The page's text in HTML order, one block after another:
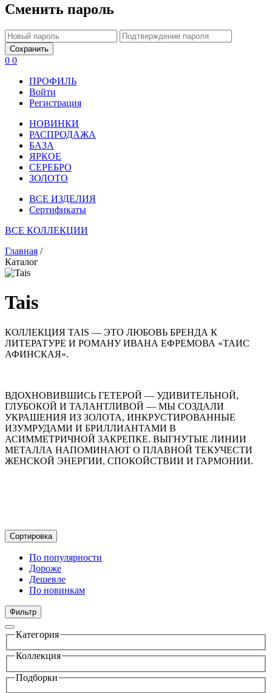
Сменить пароль
Сохранить
0 0
ПРОФИЛЬ
Войти
Регистрация
НОВИНКИ
РАСПРОДАЖА
БАЗА
ЯРКОЕ
СЕРЕБРО
ЗОЛОТО
ВСЕ ИЗДЕЛИЯ
Сертификаты
ВСЕ КОЛЛЕКЦИИ
Главная /
Каталог
Tais
КОЛЛЕКЦИЯ TAIS — ЭТО ЛЮБОВЬ БРЕНДА К
ЛИТЕРАТУРЕ И РОМАНУ ИВАНА ЕФРЕМОВА «ТАИС
АФИНСКАЯ».
ВДОХНОВИВШИСЬ ГЕТЕРОЙ — УДИВИТЕЛЬНОЙ,
ГЛУБОКОЙ И ТАЛАНТЛИВОЙ — МЫ СОЗДАЛИ
УКРАШЕНИЯ ИЗ ЗОЛОТА, ИНКРУСТИРОВАННЫЕ
ИЗУМРУДАМИ И БРИЛЛИАНТАМИ В
АСИММЕТРИЧНОЙ ЗАКРЕПКЕ. ВЫГНУТЫЕ ЛИНИИ
МЕТАЛЛА НАПОМИНАЮТ О ПЛАВНОЙ ТЕКУЧЕСТИ
ЖЕНСКОЙ ЭНЕРГИИ, СПОКОЙСТВИИ И ГАРМОНИИ.
Сортировка
По популярности
Дороже
Дешевле
По новинкам
Фильтр
Категория
Коллекция
Подборки